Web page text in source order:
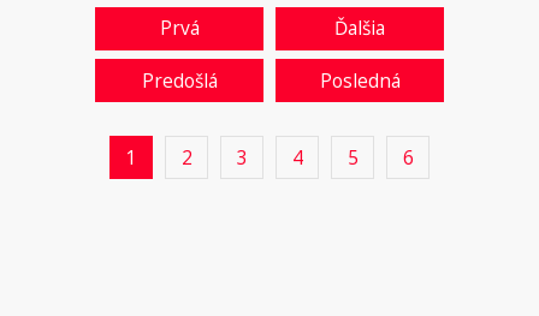
Prvá
Predošlá
1 2 3 4 5 6
Ďalšia
Posledná